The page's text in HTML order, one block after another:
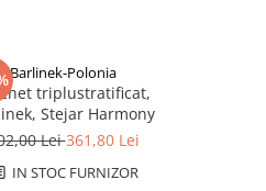
Barlinek-Polonia
triplustratificat,
Stejar Harmony
Lei361,80 Lei
IN STOC FURNIZOR